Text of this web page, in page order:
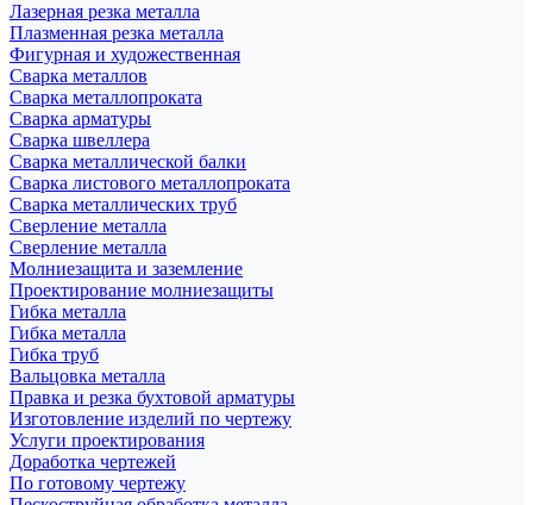
Лазерная резка металла
Плазменная резка металла
Фигурная и художественная
Сварка металлов
Сварка металлопроката
Сварка арматуры
Сварка швеллера
Сварка металлической балки
Сварка листового металлопроката
Сварка металлических труб
Сверление металла
Сверление металла
Молниезащита и заземление
Проектирование молниезащиты
Гибка металла
Гибка металла
Гибка труб
Вальцовка металла
Правка и резка бухтовой арматуры
Изготовление изделий по чертежу
Услуги проектирования
Доработка чертежей
По готовому чертежу